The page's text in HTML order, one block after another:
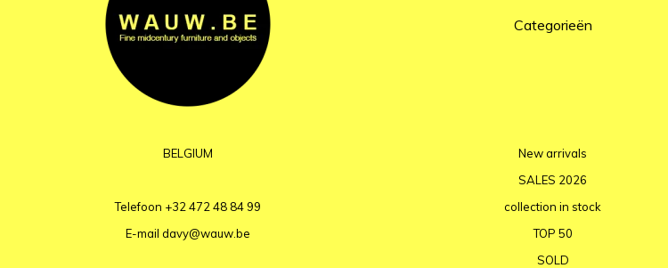
BELGIUM
Telefoon +32 472 48 84 99
E-mail davy@wauw.be
Categorieën
New arrivals
SALES 2026
collection in stock
TOP 50
SOLD